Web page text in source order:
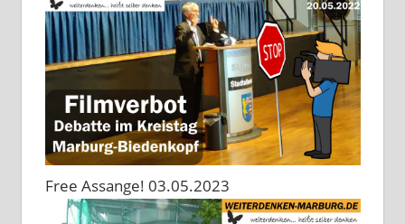
Free Assange! 03.05.2023